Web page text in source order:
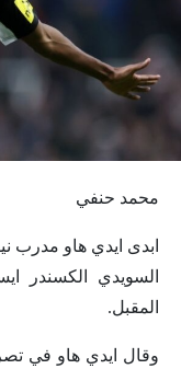
محمد حنفي
ابدى ايدي هاو مدرب
السويدي الكسندر
المقبل.
وقال ايدي هاو في